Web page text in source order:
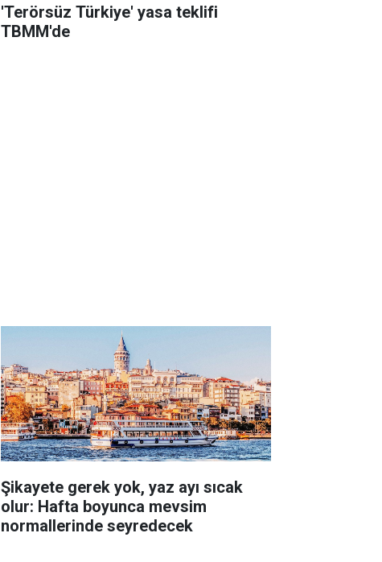
'Terörsüz Türkiye' yasa teklifi
TBMM'de
Şikayete gerek yok, yaz ayı sıcak
olur: Hafta boyunca mevsim
normallerinde seyredecek